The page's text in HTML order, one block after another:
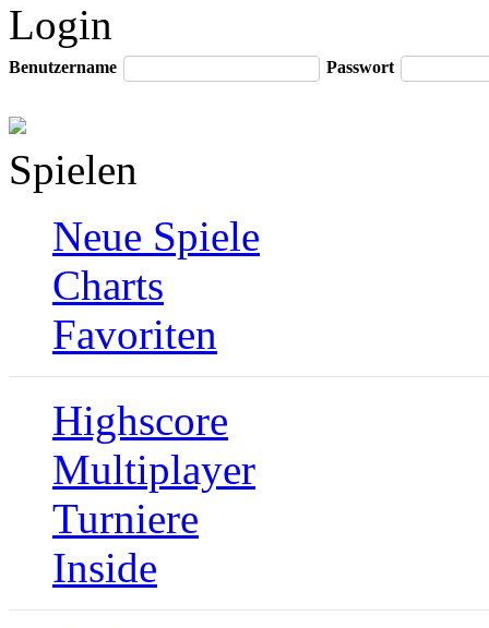
Login
Benutzername Passwort
Spielen
Neue Spiele
Charts
Favoriten
Highscore
Multiplayer
Turniere
Inside